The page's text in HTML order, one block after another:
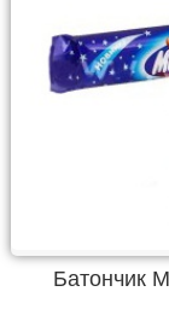
Батончик